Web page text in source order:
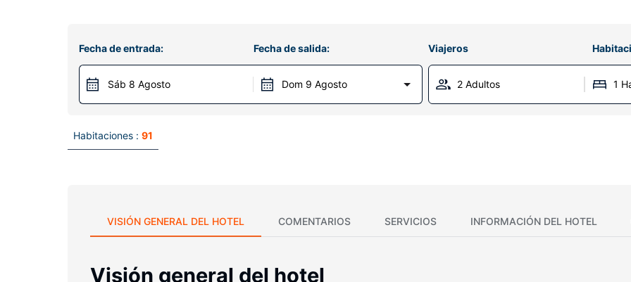
Fecha de entrada:
Sáb 8 Agosto
Fecha de salida:
Dom 9 Agosto
Viajeros
2 Adultos 1
Habitaciones : 91
VISIÓN GENERAL DEL HOTEL COMENTARIOS SERVICIOS INFORMACIÓN DEL HOTEL
Visión general del hotel